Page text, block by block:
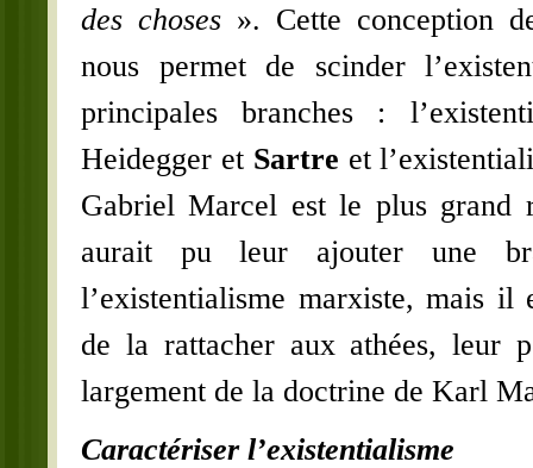
des choses ». Cette conception
nous permet de scinder
principales branches :
Heidegger et Sartre et
Gabriel Marcel est le plus grand
aurait pu leur ajouter une
l’existentialisme marxiste, mais il
de la rattacher aux athées, leur
largement de la doctrine de Karl
Caractériser l’existentialisme